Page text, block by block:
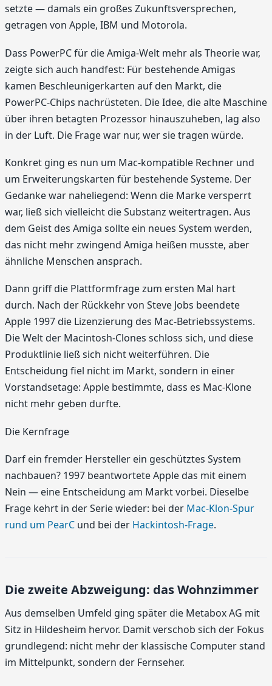
setzte — damals ein großes Zukunftsversprechen,
getragen von Apple, IBM und Motorola.
Dass PowerPC für die Amiga-Welt mehr als Theorie war,
zeigte sich auch handfest: Für bestehende Amigas
kamen Beschleunigerkarten auf den Markt, die
PowerPC-Chips nachrüsteten. Die Idee, die alte Maschine
über ihren betagten Prozessor hinauszuheben, lag also
in der Luft. Die Frage war nur, wer sie tragen würde.
Konkret ging es nun um Mac-kompatible Rechner und
um Erweiterungskarten für bestehende Systeme. Der
Gedanke war naheliegend: Wenn die Marke versperrt
war, ließ sich vielleicht die Substanz weitertragen. Aus
dem Geist des Amiga sollte ein neues System werden,
das nicht mehr zwingend Amiga heißen musste, aber
ähnliche Menschen ansprach.
Dann griff die Plattformfrage zum ersten Mal hart
durch. Nach der Rückkehr von Steve Jobs beendete
Apple 1997 die Lizenzierung des Mac-Betriebssystems.
Die Welt der Macintosh-Clones schloss sich, und diese
Produktlinie ließ sich nicht weiterführen. Die
Entscheidung fiel nicht im Markt, sondern in einer
Vorstandsetage: Apple bestimmte, dass es Mac-Klone
nicht mehr geben durfte.
Die Kernfrage
Darf ein fremder Hersteller ein geschütztes System
nachbauen? 1997 beantwortete Apple das mit einem
Nein — eine Entscheidung am Markt vorbei. Dieselbe
Frage kehrt in der Serie wieder: bei der Mac-Klon-Spur
rund um PearC und bei der Hackintosh-Frage.
Die zweite Abzweigung: das Wohnzimmer
Aus demselben Umfeld ging später die Metabox AG mit
Sitz in Hildesheim hervor. Damit verschob sich der Fokus
grundlegend: nicht mehr der klassische Computer stand
im Mittelpunkt, sondern der Fernseher.